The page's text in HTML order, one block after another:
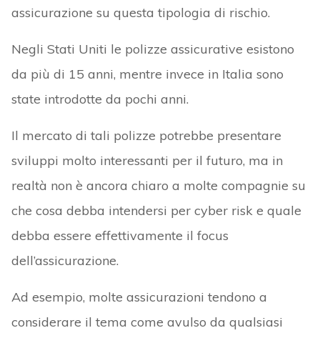
assicurazione su questa tipologia di rischio.
Negli Stati Uniti le polizze assicurative esistono
da più di 15 anni, mentre invece in Italia sono
state introdotte da pochi anni.
Il mercato di tali polizze potrebbe presentare
sviluppi molto interessanti per il futuro, ma in
realtà non è ancora chiaro a molte compagnie su
che cosa debba intendersi per cyber risk e quale
debba essere effettivamente il focus
dell’assicurazione.
Ad esempio, molte assicurazioni tendono a
considerare il tema come avulso da qualsiasi